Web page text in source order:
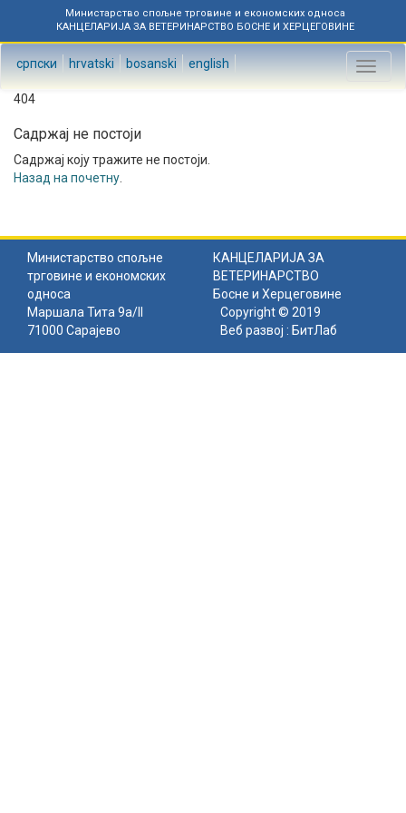
Министарство спољне трговине и економских односа
КАНЦЕЛАРИЈА ЗА ВЕТЕРИНАРСТВО БОСНЕ И ХЕРЦЕГОВИНЕ
српски hrvatski bosanski english
Toggle
404
Садржај не постоји
Садржај коју тражите не постоји.
Назад на почетну
Министарство спољне
трговине и економских
односа
КАНЦЕЛАРИЈА ЗА
ВЕТЕРИНАРСТВО
Босне и Херцеговине
Маршала Тита 9а/II
71000 Сарајево
Copyright © 2019
Веб развој : БитЛаб